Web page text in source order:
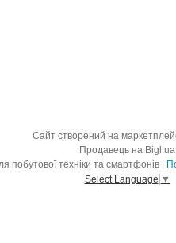
Сайт створений на
Продавець на Bigl.ua
BigMart - оригінальні запчастини для побутової техніки та смартфонів |
Select Language ▼